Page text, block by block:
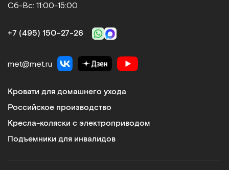
Сб-Вс: 11:00-15:00
+7 (495) 150‑27‑26
met@met.ru
Кровати для домашнего ухода
Российское производство
Кресла-коляски с электроприводом
Подъемники для инвалидов